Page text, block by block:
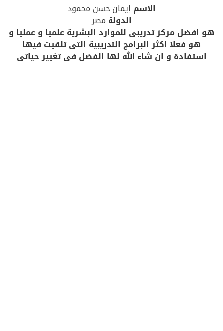
الاسم إيمان حسن محمود
الدولة مصر
هو افضل مركز تدريبى للموارد البشرية علميا و عمليا و
هو فعلا اكثر البرامج التدريبية التى تلقيت فيها
استفادة و ان شاء الله لها الفضل فى تغيير حياتى